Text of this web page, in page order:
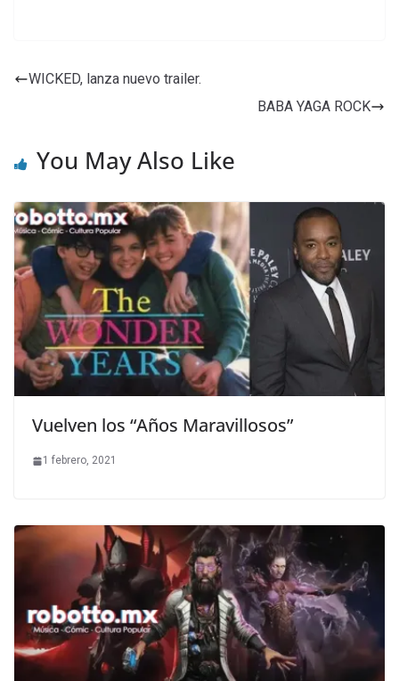
WICKED, lanza nuevo trailer.
BABA YAGA ROCK
You May Also Like
Vuelven los “Años Maravillosos”
1 febrero, 2021